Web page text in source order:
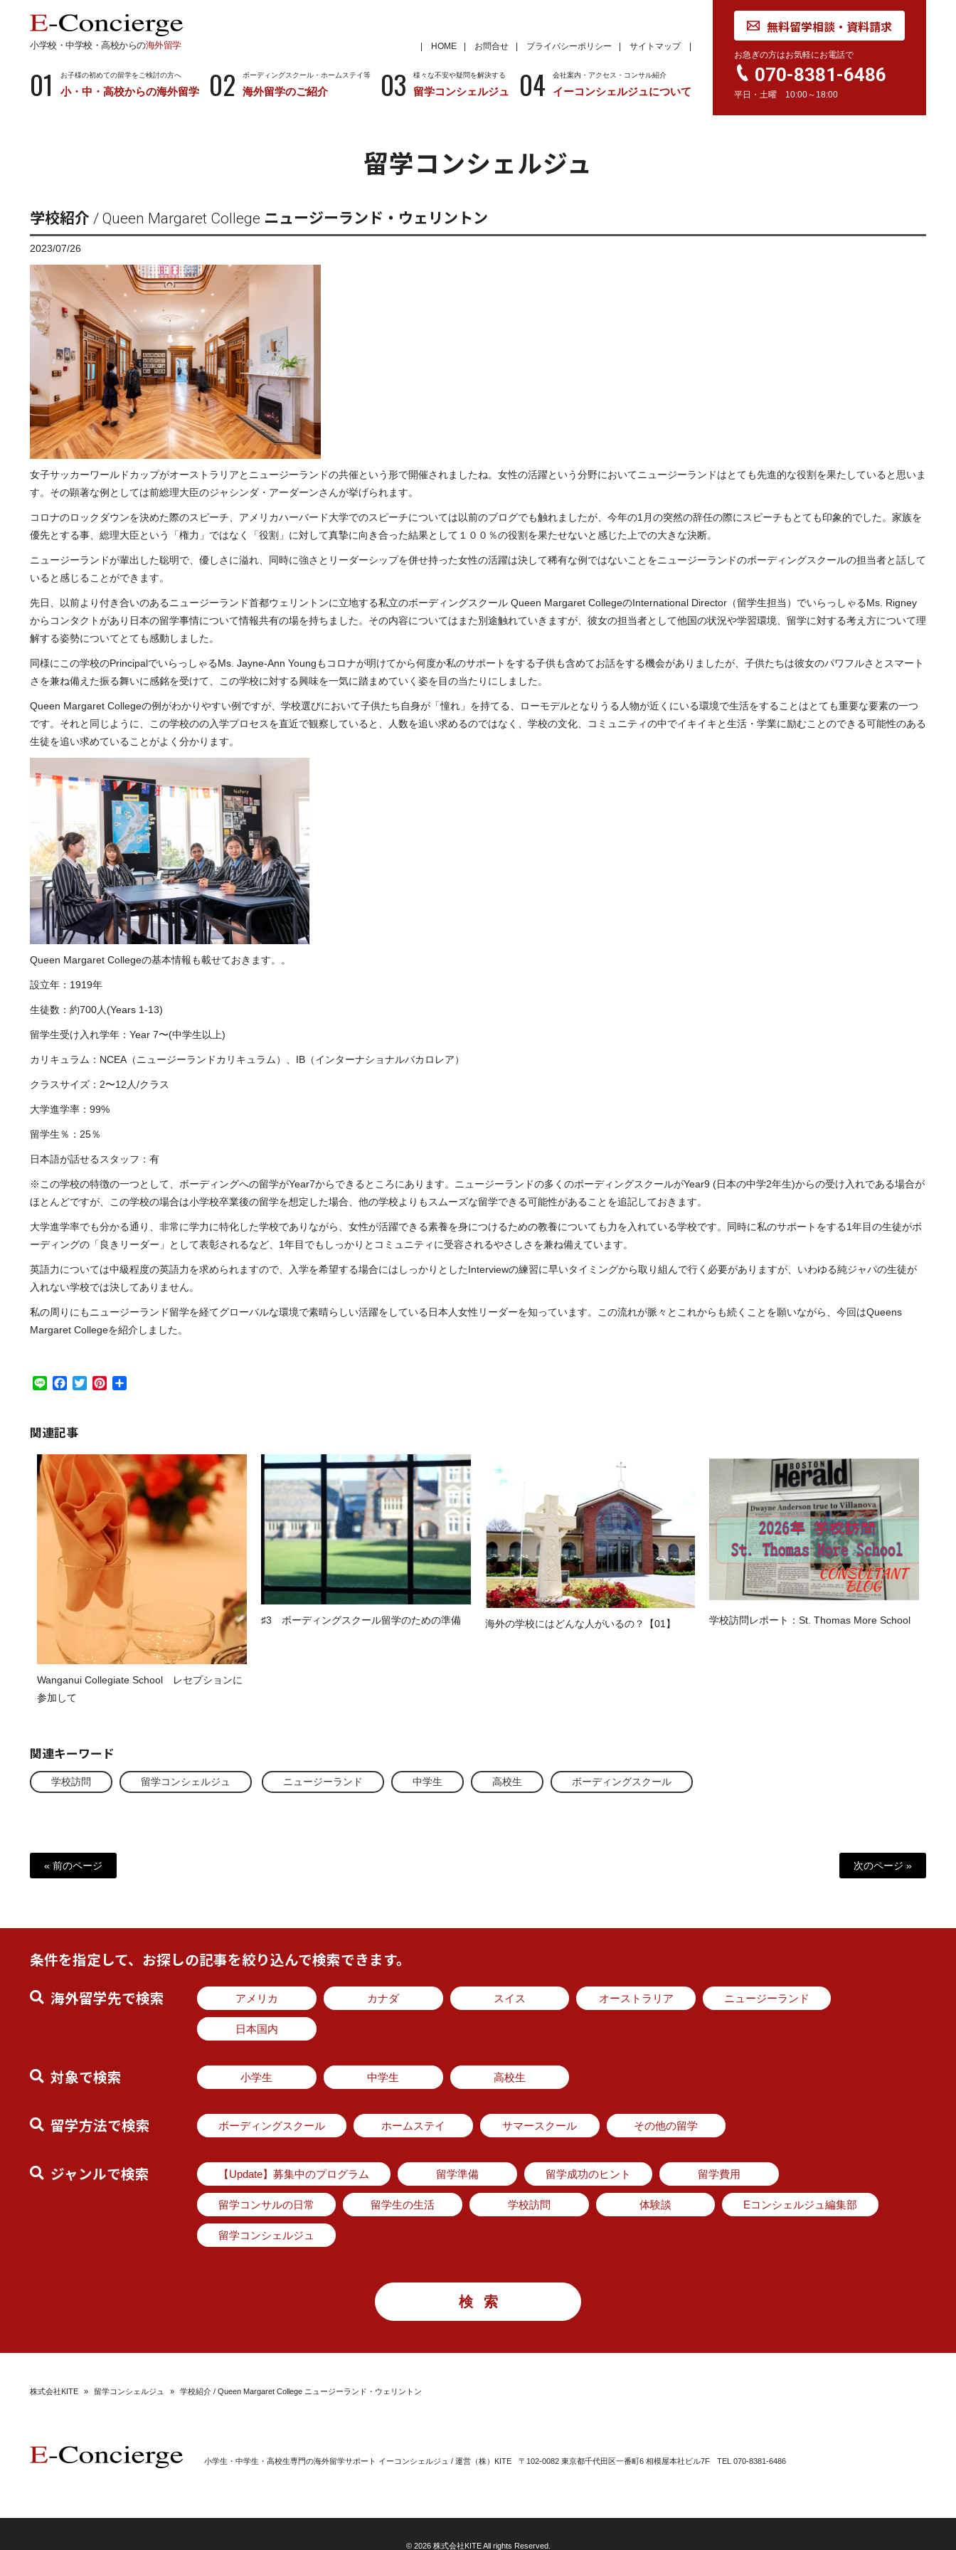
小学校・中学校・高校からの海外留学 HOME お問合せ プライバシーポリシー サイトマップ
01 お子様の初めての留学をご検討の方へ
小・中・高校からの海外留学 02 ボーディングスクール・ホームステイ等
海外留学のご紹介
高校生からのボーディングスクール
留学情報 学校情報
03 様々な不安や疑問を解決する
留学コンシェルジュ 04 会社案内・アクセス・コンサル紹介
イーコンシェルジュについて
無料留学相談・資料請求
お急ぎの方はお気軽にお電話で
070-8381-6486
平日・土曜 10:00～18:00
留学コンシェルジュ
学校紹介 / Queen Margaret College ニュージーランド・ウェリントン
2023/07/26
女子サッカーワールドカップがオーストラリアとニュージーランドの共催という形で開催されましたね。女性の活躍という分野においてニュージーランドはとても先進的な役割を果たしていると思いま
す。その顕著な例としては前総理大臣のジャシンダ・アーダーンさんが挙げられます。
コロナのロックダウンを決めた際のスピーチ、アメリカハーバード大学でのスピーチについては以前のブログでも触れましたが、今年の1月の突然の辞任の際にスピーチもとても印象的でした。家族を
優先とする事、総理大臣という「権力」ではなく「役割」に対して真摯に向き合った結果として１００％の役割を果たせないと感じた上での大きな決断。
ニュージーランドが輩出した聡明で、優しさに溢れ、同時に強さとリーダーシップを併せ持った女性の活躍は決して稀有な例ではないことをニュージーランドのボーディングスクールの担当者と話して
いると感じることができます。
先日、以前より付き合いのあるニュージーランド首都ウェリントンに立地する私立のボーディングスクール Queen Margaret CollegeのInternational Director（留学生担当）でいらっしゃるMs. Rigney
からコンタクトがあり日本の留学事情について情報共有の場を持ちました。その内容についてはまた別途触れていきますが、彼女の担当者として他国の状況や学習環境、留学に対する考え方について理
解する姿勢についてとても感動しました。
同様にこの学校のPrincipalでいらっしゃるMs. Jayne-Ann Youngもコロナが明けてから何度か私のサポートをする子供も含めてお話をする機会がありましたが、子供たちは彼女のパワフルさとスマート
さを兼ね備えた振る舞いに感銘を受けて、この学校に対する興味を一気に踏まめていく姿を目の当たりにしました。
Queen Margaret Collegeの例がわかりやすい例ですが、学校選びにおいて子供たち自身が「憧れ」を持てる、ローモデルとなりうる人物が近くにいる環境で生活をすることはとても重要な要素の一つ
です。それと同じように、この学校のの入学プロセスを直近で観察していると、人数を追い求めるのではなく、学校の文化、コミュニティの中でイキイキと生活・学業に励むことのできる可能性のある
生徒を追い求めていることがよく分かります。
Queen Margaret Collegeの基本情報も載せておきます。。
設立年：1919年
生徒数：約700人(Years 1-13)
留学生受け入れ学年：Year 7〜(中学生以上)
カリキュラム：NCEA（ニュージーランドカリキュラム）、IB（インターナショナルバカロレア）
クラスサイズ：2〜12人/クラス
大学進学率：99%
留学生％：25％
日本語が話せるスタッフ：有
※この学校の特徴の一つとして、ボーディングへの留学がYear7からできるところにあります。ニュージーランドの多くのボーディングスクールがYear9 (日本の中学2年生)からの受け入れである場合が
ほとんどですが、この学校の場合は小学校卒業後の留学を想定した場合、他の学校よりもスムーズな留学できる可能性があることを追記しておきます。
大学進学率でも分かる通り、非常に学力に特化した学校でありながら、女性が活躍できる素養を身につけるための教養についても力を入れている学校です。同時に私のサポートをする1年目の生徒がボ
ーディングの「良きリーダー」として表彰されるなど、1年目でもしっかりとコミュニティに受容されるやさしさを兼ね備えています。
英語力については中級程度の英語力を求められますので、入学を希望する場合にはしっかりとしたInterviewの練習に早いタイミングから取り組んで行く必要がありますが、いわゆる純ジャパの生徒が
入れない学校では決してありません。
私の周りにもニュージーランド留学を経てグローバルな環境で素晴らしい活躍をしている日本人女性リーダーを知っています。この流れが脈々とこれからも続くことを願いながら、今回はQueens
Margaret Collegeを紹介しました。
Line Facebook
TwitterPinterest
関連記事
Wanganui Collegiate School レセプションに
参加して
♯3 ボーディングスクール留学のための準備 海外の学校にはどんな人がいるの？【01】 学校訪問レポート：St. Thomas More School
関連キーワード
学校訪問 留学コンシェルジュ ニュージーランド 中学生 高校生 ボーディングスクール
« 前のページ 次のページ »
条件を指定して、お探しの記事を絞り込んで検索できます。
海外留学先で検索
アメリカ カナダ スイス オーストラリア ニュージーランド
日本国内
対象で検索 小学生 中学生 高校生
留学方法で検索 ボーディングスクール ホームステイ サマースクール その他の留学
ジャンルで検索 【Update】募集中のプログラム 留学準備 留学成功のヒント 留学費用
留学コンサルの日常 留学生の生活 学校訪問 体験談 Eコンシェルジュ編集部
留学コンシェルジュ
株式会社KITE » 留学コンシェルジュ » 学校紹介 / Queen Margaret College ニュージーランド・ウェリントン
小学生・中学生・高校生専門の海外留学サポート イーコンシェルジュ / 運営（株）KITE 〒102-0082 東京都千代田区一番町6 相模屋本社ビル7F TEL 070-8381-6486
© 2026 株式会社KITE All rights Reserved.